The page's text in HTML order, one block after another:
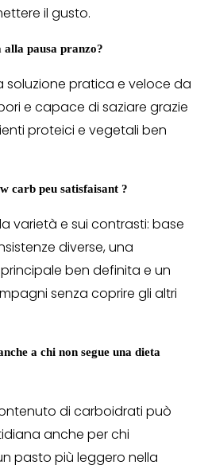
il gusto.
pausa pranzo?
soluzione pratica e veloce da
e capace di saziare grazie
proteici e vegetali ben
carb peu satisfaisant ?
varietà e sui contrasti: base
diverse, una
ben definita e un
senza coprire gli altri
a chi non segue una dieta
di carboidrati può
anche per chi
pasto più leggero nella